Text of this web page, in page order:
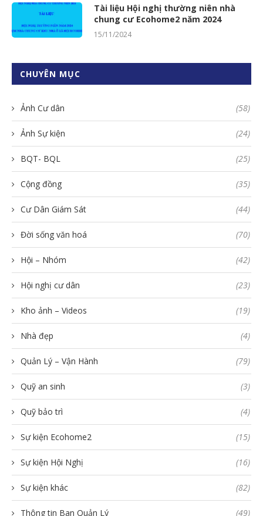
Tài liệu Hội nghị thường niên nhà
chung cư Ecohome2 năm 2024
15/11/2024
CHUYÊN MỤC
Ảnh Cư dân (58)
Ảnh Sự kiện (24)
BQT- BQL (25)
Cộng đồng (35)
Cư Dân Giám Sát (44)
Đời sống văn hoá (70)
Hội – Nhóm (42)
Hội nghị cư dân (23)
Kho ảnh – Videos (19)
Nhà đẹp (4)
Quản Lý – Vận Hành (79)
Quỹ an sinh (3)
Quỹ bảo trì (4)
Sự kiện Ecohome2 (15)
Sự kiện Hội Nghị (16)
Sự kiện khác (82)
Thông tin Ban Quản Lý (49)